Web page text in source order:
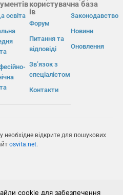
освіта
користувач
ів
Форум
Питання та
відповіді
Зв’язок з
спеціалістом
Контакти
на база
Законодавство
Новини
Оновлення
необхідне відкрите для пошукових
osvita.net.
cookie для забезпечення